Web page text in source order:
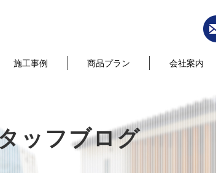
施工事例 商品プラン 会社案内
ッフブログ